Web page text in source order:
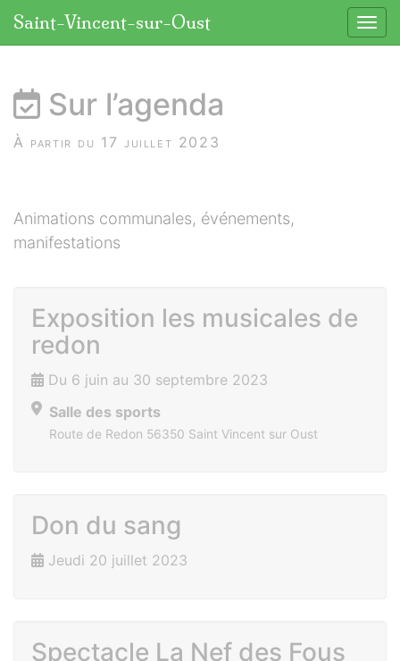
Saint-Vincent-sur-Oust
Sur l’agenda
À partir du 17 juillet 2023
Animations communales, événements,
manifestations
Exposition les musicales de
redon
Du 6 juin au 30 septembre 2023
Salle des sports
Route de Redon 56350 Saint Vincent sur Oust
Don du sang
Jeudi 20 juillet 2023
Spectacle La Nef des Fous
Panneau de gestion des cookies